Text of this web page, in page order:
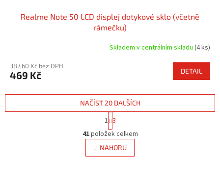
Realme Note 50 LCD displej dotykové sklo (včetně
rámečku)
Skladem v centrálním skladu (4 ks)
387,60 Kč bez DPH
469 Kč DETAIL
O
v
l
á
NAČÍST 20 DALŠÍCH
t
r
á
n
k
v
1 3
41položek celkem
NAHORU